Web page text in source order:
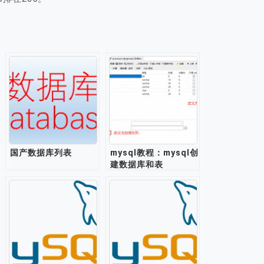
国产数据库列表
mysql教程：mysql创
建数据库和表